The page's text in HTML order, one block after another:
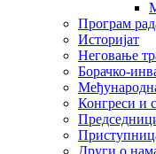
Програм
Историјат
Неговање
Борачко-
Конгреси и